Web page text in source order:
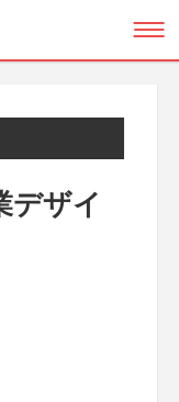
デザイ